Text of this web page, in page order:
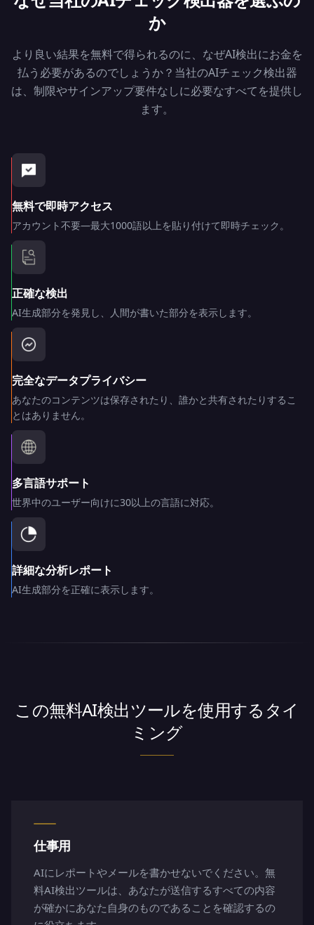
か
より良い結果を無料で得られるのに、なぜAI検出にお金を
払う必要があるのでしょうか？当社のAIチェック検出器
は、制限やサインアップ要件なしに必要なすべてを提供し
ます。
無料で即時アクセス
アカウント不要—最大1000語以上を貼り付けて即時チェック。
正確な検出
AI生成部分を発見し、人間が書いた部分を表示します。
完全なデータプライバシー
あなたのコンテンツは保存されたり、誰かと共有されたりするこ
とはありません。
多言語サポート
世界中のユーザー向けに30以上の言語に対応。
詳細な分析レポート
AI生成部分を正確に表示します。
この無料AI検出ツールを使用するタイ
ミング
仕事用
AIにレポートやメールを書かせないでください。無
料AI検出ツールは、あなたが送信するすべての内容
が確かにあなた自身のものであることを確認するの